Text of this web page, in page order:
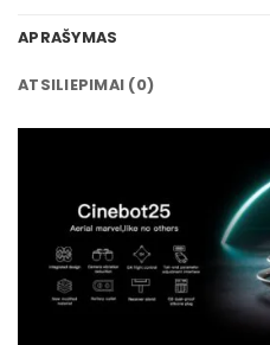
APRAŠYMAS
ATSILIEPIMAI (0)